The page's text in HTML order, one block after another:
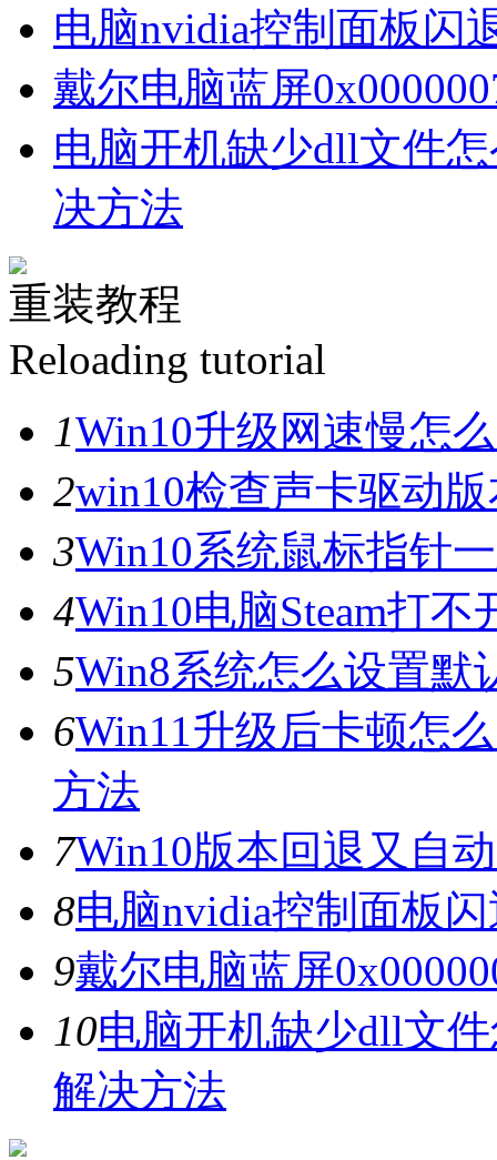
电脑nvidia控制面板闪
戴尔电脑蓝屏
电脑开机缺少dll文件
决方法
重装教程
Reloading tutorial
1Win10升级网速慢怎
2win10检查声卡驱动
3Win10系统鼠标指针
4Win10电脑Steam打
5Win8系统怎么设置默
6Win11升级后卡顿怎
方法
7Win10版本回退又自
8电脑nvidia控制面板
9戴尔电脑蓝屏
10电脑开机缺少dll文
解决方法